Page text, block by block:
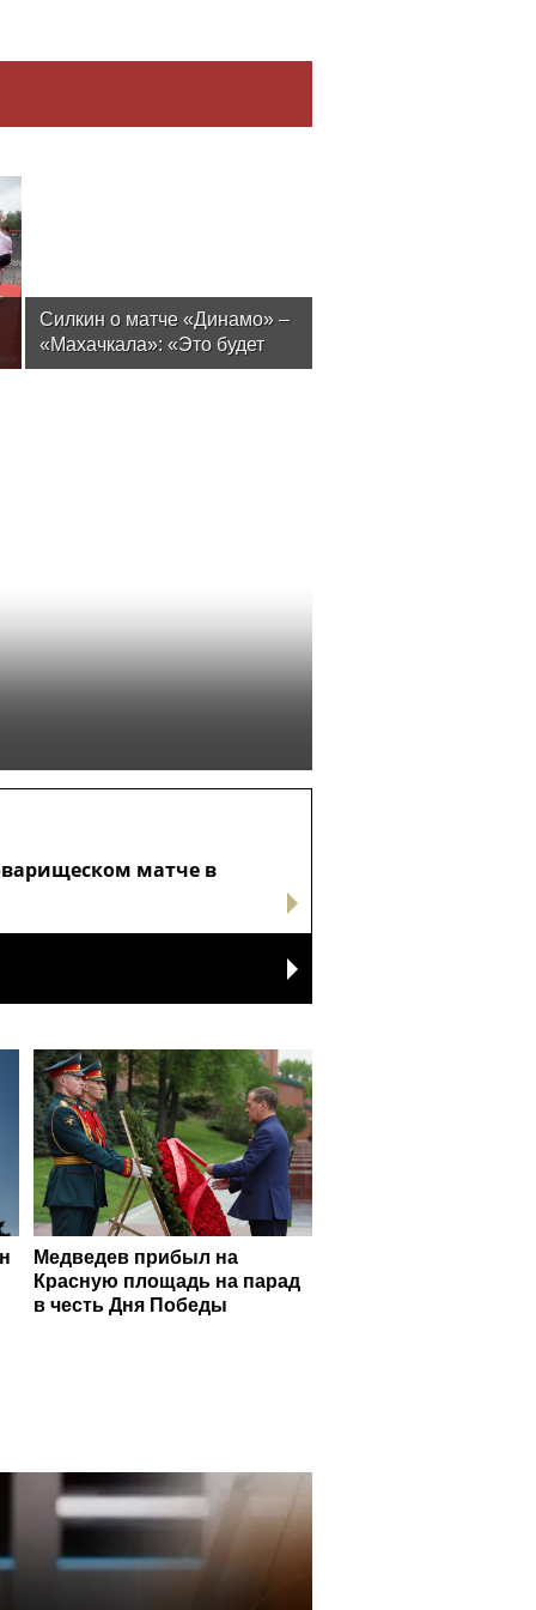
Силкин о матче «Динамо» –
«Махачкала»: «Это будет
тест на способность
матче в
Медведев прибыл на
Красную площадь на парад
в честь Дня Победы